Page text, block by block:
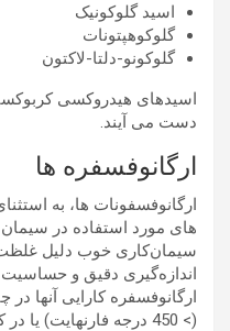
اسید گلوکونیک
گلوکوهپتونات
گلوکونو-دلتا-لاکتون
اسیدهای هیدروکسی
دست می آیند.
ارگانوفسفره ها
ارگانوفسفونات ها، به
های مورد استفاده در
سیمان‌کاری خوب دلیل غلظت
اندازه‌گیری دقیق و
ارگانوفسفره کارایی آنها در
(> 450 درجه فارنهایت)